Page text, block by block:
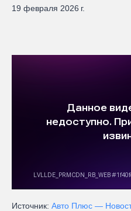
19 февраля 2026 г.
Источник: Авто Плюс —